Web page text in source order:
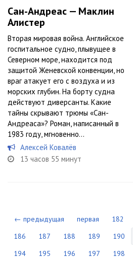
Сан-Андреас — Маклин
Алистер
Вторая мировая война. Английское
госпитальное судно, плывущее в
Северном море, находится под
защитой Женевской конвенции, но
враг атакует его с воздуха и из
морских глубин. На борту судна
действуют диверсанты. Какие
тайны скрывают трюмы «Сан-
Андреаса»? Роман, написанный в
1983 году, мгновенно...
Алексей Ковалёв
13 часов 55 минут
← предыдущая первая 182
186
187 188 189 190
194
195 196 197 198